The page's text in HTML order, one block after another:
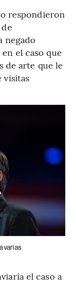
respondieron
negado
el caso que
de arte que le
visitas
varias
el caso a